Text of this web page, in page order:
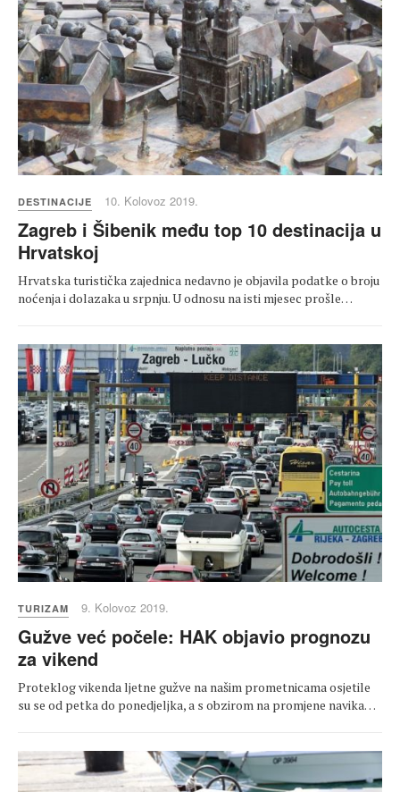
DESTINACIJE 10. Kolovoz 2019.
Zagreb i Šibenik među top 10 destinacija u
Hrvatskoj
Hrvatska turistička zajednica nedavno je objavila podatke o broju
noćenja i dolazaka u srpnju. U odnosu na isti mjesec prošle…
TURIZAM 9. Kolovoz 2019.
Gužve već počele: HAK objavio prognozu
za vikend
Proteklog vikenda ljetne gužve na našim prometnicama osjetile
su se od petka do ponedjeljka, a s obzirom na promjene navika…